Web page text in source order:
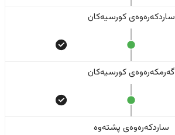
ساردکەرەوەی کورسیەکان
گەرمکەرەوەی کورسیەکان
ساردکەرەوەی پشتەوە